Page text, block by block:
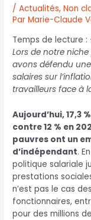
/Actualités,Non
ParMarie-Claude
Temps de lecture :
Lors de notre
avons défendu
salaires sur
travailleurs face à
Aujourd’hui, 17,3
contre 12 % en
pauvres ont un
d’indépendant.
politique salariale
prestations
n’est pas le cas
fonctionnaires,
pour des millions